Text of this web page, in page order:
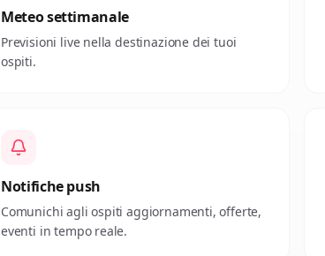
Meteo settimanale
Previsioni live nella destinazione dei tuoi
ospiti.
Notifiche push
Comunichi agli ospiti aggiornamenti, offerte,
eventi in tempo reale.